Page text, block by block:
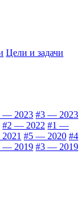
Цели и задачи
— 2023 #3 — 2023
#2 — 2022 #1 —
#5 — 2020 #4
— 2019 #3 — 2019